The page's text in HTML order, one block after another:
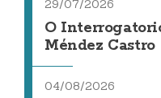
29/07/2026
O
Méndez Castro
04/08/2026